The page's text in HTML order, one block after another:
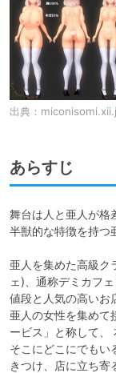
出典：
あらすじ
舞台は人と亜人が格
半獣的な特徴を持つ
亜人を集めた高級
ェ)、通称デミカフ
値段と人気の高いお
亜人の女性を集めて
ービス」と称して、
そこにどこにでもい
きつけ、店に立ち寄